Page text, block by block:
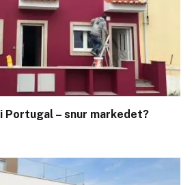
Portugal – snur markedet?